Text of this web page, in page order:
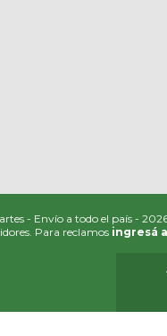
- Envío a todo el país -
Para reclamos ingresá